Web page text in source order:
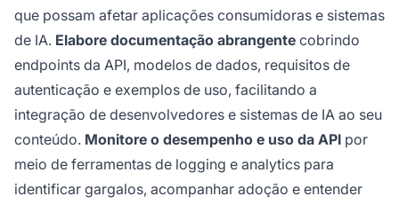
que possam afetar aplicações consumidoras e sistemas
de IA. Elabore documentação abrangente cobrindo
endpoints da API, modelos de dados, requisitos de
autenticação e exemplos de uso, facilitando a
integração de desenvolvedores e sistemas de IA ao seu
conteúdo. Monitore o desempenho e uso da API por
meio de ferramentas de logging e analytics para
identificar gargalos, acompanhar adoção e entender